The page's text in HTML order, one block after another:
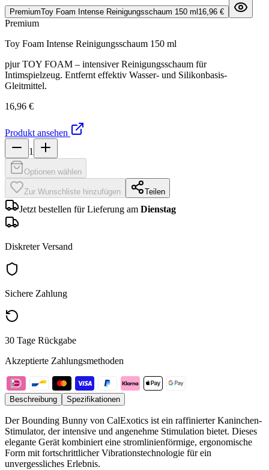
PremiumToy Foam Intense Reinigungsschaum 150 ml 16,96 €
Premium
Toy Foam Intense Reinigungsschaum 150 ml
pjur TOY FOAM – intensiver Reinigungsschaum für
Intimspielzeug. Entfernt effektiv Wasser- und Silikonbasis-
Gleitmittel.
16,96 €
Produkt ansehen
1
Optionen wählen
Zur Wunschliste hinzufügen Teilen
Jetzt bestellen für Lieferung am Dienstag
Diskreter Versand
Sichere Zahlung
30 Tage Rückgabe
Akzeptierte Zahlungsmethoden
Beschreibung Spezifikationen
Der Bounding Bunny von CalExotics ist ein raffinierter Kaninchen-
Stimulator, der intensive und angenehme Stimulation bietet. Dieses
elegante Gerät kombiniert eine stromlinienförmige, ergonomische
Form mit fortschrittlicher Vibrationstechnologie für ein
unvergessliches Erlebnis.